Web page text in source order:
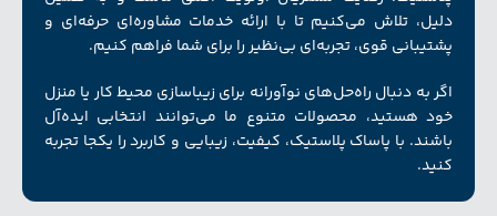
دلیل، تلاش می‌کنیم تا با ارائه خدمات مشاوره‌ای حرفه‌ای و
پشتیبانی قوی، تجربه‌ای بی‌نظیر را برای شما فراهم کنیم.
اگر به دنبال راه‌حل‌های نوآورانه برای زیبا‌سازی محیط کار یا منزل
خود هستید، محصولات متنوع ما می‌توانند انتخابی ایده‌آل
باشند. با پاساک پلاستیک، کیفیت، زیبایی و کاربرد را یکجا تجربه
کنید.